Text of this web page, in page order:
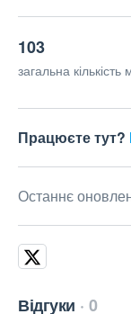
103
загальна кількість
Працюєте тут?
Останнє
Відгуки 0